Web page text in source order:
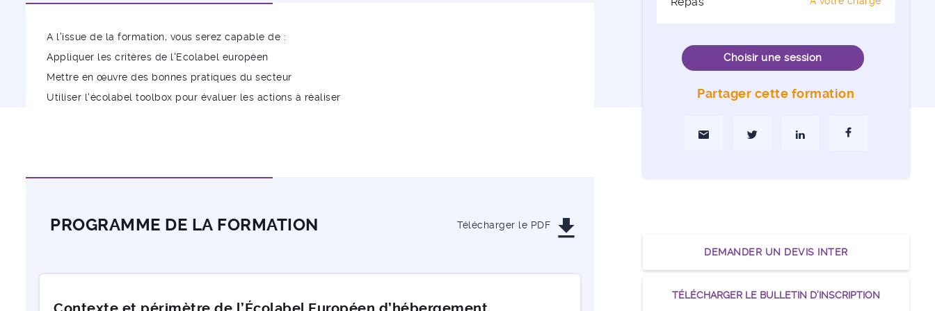
A l'issue de la formation, vous serez capable de :
Appliquer les critères de l'Ecolabel européen
Mettre en œuvre des bonnes pratiques du secteur
Utiliser l'écolabel toolbox pour évaluer les actions à réaliser
PROGRAMME DE LA FORMATION Télécharger le PDF get_app
Choisir une session
Partager cette formation
Partager par MailPartager sur TwitterPartager sur Linkedin
DEMANDER UN DEVIS INTER
TÉLÉCHARGER LE BULLETIN D’INSCRIPTION